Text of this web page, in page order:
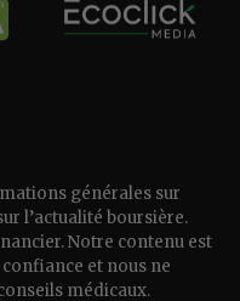
générales sur
l’actualité boursière.
Notre contenu est
et nous ne
médicaux.